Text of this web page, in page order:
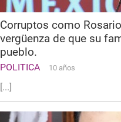
Corruptos como
vergüenza de que su
pueblo.
POLITICA 10 años
[...]